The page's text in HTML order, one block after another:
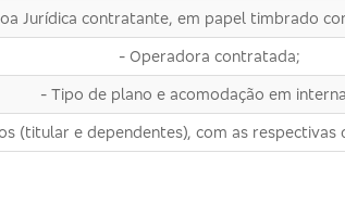
Jurídica contratante, em papel timbrado
- Operadora contratada;
- Tipo de plano e acomodação em
(titular e dependentes), com as